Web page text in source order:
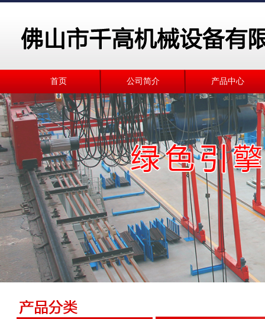
首页 公司简介 产品中心